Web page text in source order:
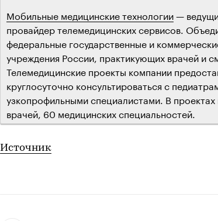
Мобильные медицинские технологии—
провайдер телемедицинских сервисов.
федеральные государственные и
учреждения России, практикующих врачей и
Телемедицинские проекты компании
круглосуточно консультироваться с
узкопрофильными специалистами. В
врачей, 60 медицинских специальностей.
Источник